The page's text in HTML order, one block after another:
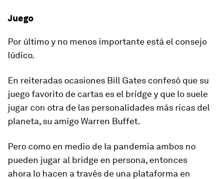
Juego
Por último y no menos importante está el consejo
lúdico.
En reiteradas ocasiones Bill Gates confesó que su
juego favorito de cartas es el bridgey que lo suele
jugar con otra de las personalidades más ricas del
planeta, su amigo Warren Buffet.
Pero como en medio de la pandemia ambos no
pueden jugar al bridge en persona, entonces
ahora lo hacen a través de una plataforma en